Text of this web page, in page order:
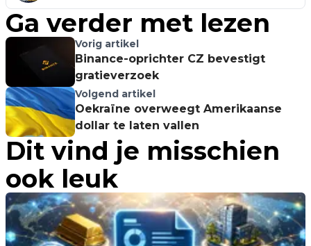
Ga verder met lezen
Vorig artikel
Binance-oprichter CZ bevestigt
gratieverzoek
Volgend artikel
Oekraïne overweegt Amerikaanse
dollar te laten vallen
Dit vind je misschien
ook leuk